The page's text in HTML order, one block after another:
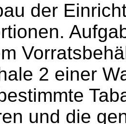
der
2 einer
und die